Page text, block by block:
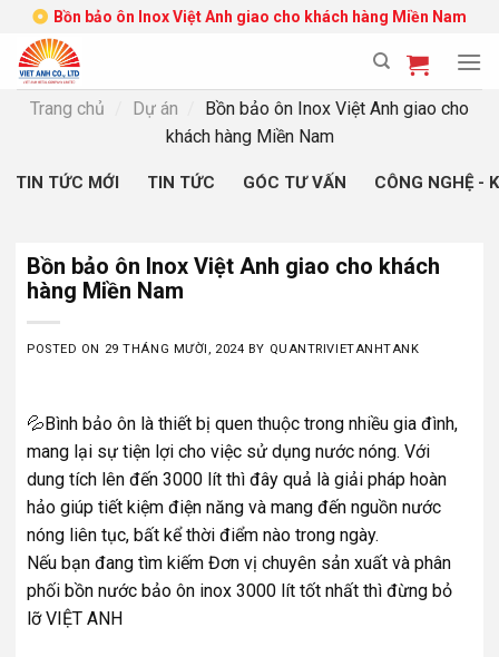
Skip
content
Bồn bảo ôn Inox Việt Anh giao cho khách hàng Miền Nam
Trang chủ Dự án
Bồn bảo ôn Inox Việt Anh giao cho
khách hàng Miền Nam
TIN TỨC MỚI TIN TỨC GÓC TƯ VẤN CÔNG NGHỆ -
Bồn bảo ôn Inox Việt Anh giao cho khách
hàng Miền Nam
POSTED ON 29 THÁNG MƯỜI, 2024 BY QUANTRIVIETANHTANK
💦Bình bảo ôn là thiết bị quen thuộc trong nhiều gia đình,
mang lại sự tiện lợi cho việc sử dụng nước nóng. Với
dung tích lên đến 3000 lít thì đây quả là giải pháp hoàn
hảo giúp tiết kiệm điện năng và mang đến nguồn nước
nóng liên tục, bất kể thời điểm nào trong ngày.
Nếu bạn đang tìm kiếm Đơn vị chuyên sản xuất và phân
phối bồn nước bảo ôn inox 3000 lít tốt nhất thì đừng bỏ
lỡ VIỆT ANH